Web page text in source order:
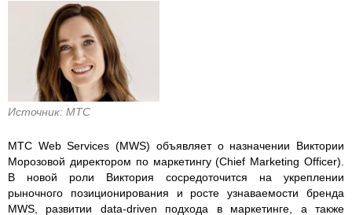
Источник: МТС
МТС Web Services (MWS) объявляет о назначении Виктории
Морозовой директором по маркетингу (Chief Marketing Officer).
В новой роли Виктория сосредоточится на укреплении
рыночного позиционирования и росте узнаваемости бренда
MWS, развитии data-driven подхода в маркетинге, а также